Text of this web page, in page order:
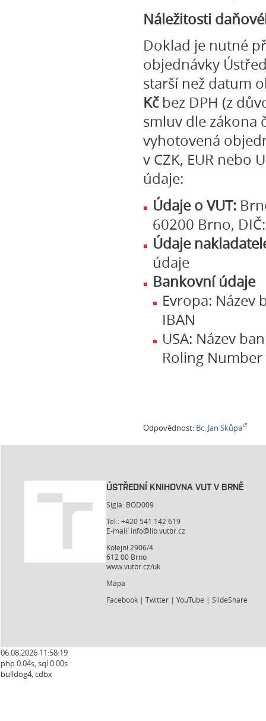
Náležitosti
Doklad je nutné
objednávky
starší než datum
Kč bez DPH (z
smluv dle zákona
vyhotovená
v CZK, EUR nebo
údaje:
Údaje o VUT:
60200 Brno,
Údaje
údaje
Bankovní údaje
Evropa: Název
IBAN
USA: Název
Roling
Odpovědnost: Bc. Jan Skůpa
ÚSTŘEDNÍ KNIHOVNA VUT V BRNĚ
Sigla: BOD009
Tel.: +420 541 142 619
E-mail: info@lib.vutbr.cz
Kolejní 2906/4
612 00 Brno
www.vutbr.cz/uk
Mapa
Facebook |Twitter |YouTube |SlideShare
06.08.2026 11:58:19
php 0.04s, sql 0.00s
bulldog4, cdbx